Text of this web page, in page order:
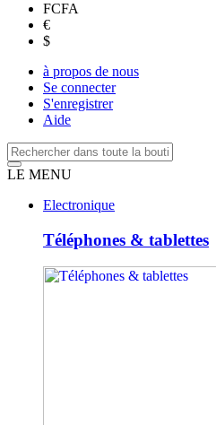
FCFA
€
$
à propos de nous
Se connecter
S'enregistrer
Aide
LE MENU
Electronique
Téléphones & tablettes